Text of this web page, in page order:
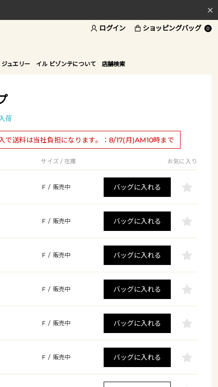
ログイン ショッピングバッグ 0
ュエリー イル ビゾンテについて 店舗検索
荷
で送料は当社負担になります。：8/17(月)AM10時まで
サイズ / 在庫 お気に入り
F / 販売中 バッグに入れる
F / 販売中 バッグに入れる
F / 販売中 バッグに入れる
F / 販売中 バッグに入れる
F / 販売中 バッグに入れる
F / 販売中 バッグに入れる